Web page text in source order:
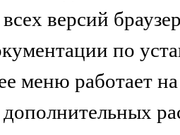
версий
по
меню работает